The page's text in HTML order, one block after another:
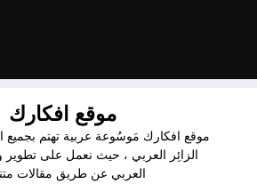
موقع افكارك
موقع افكارك مَوسُوعة عربية تهتم بجميع
الزائِر العربي ، حيث نعمل على تطوير
العربي عن طريق مقالات